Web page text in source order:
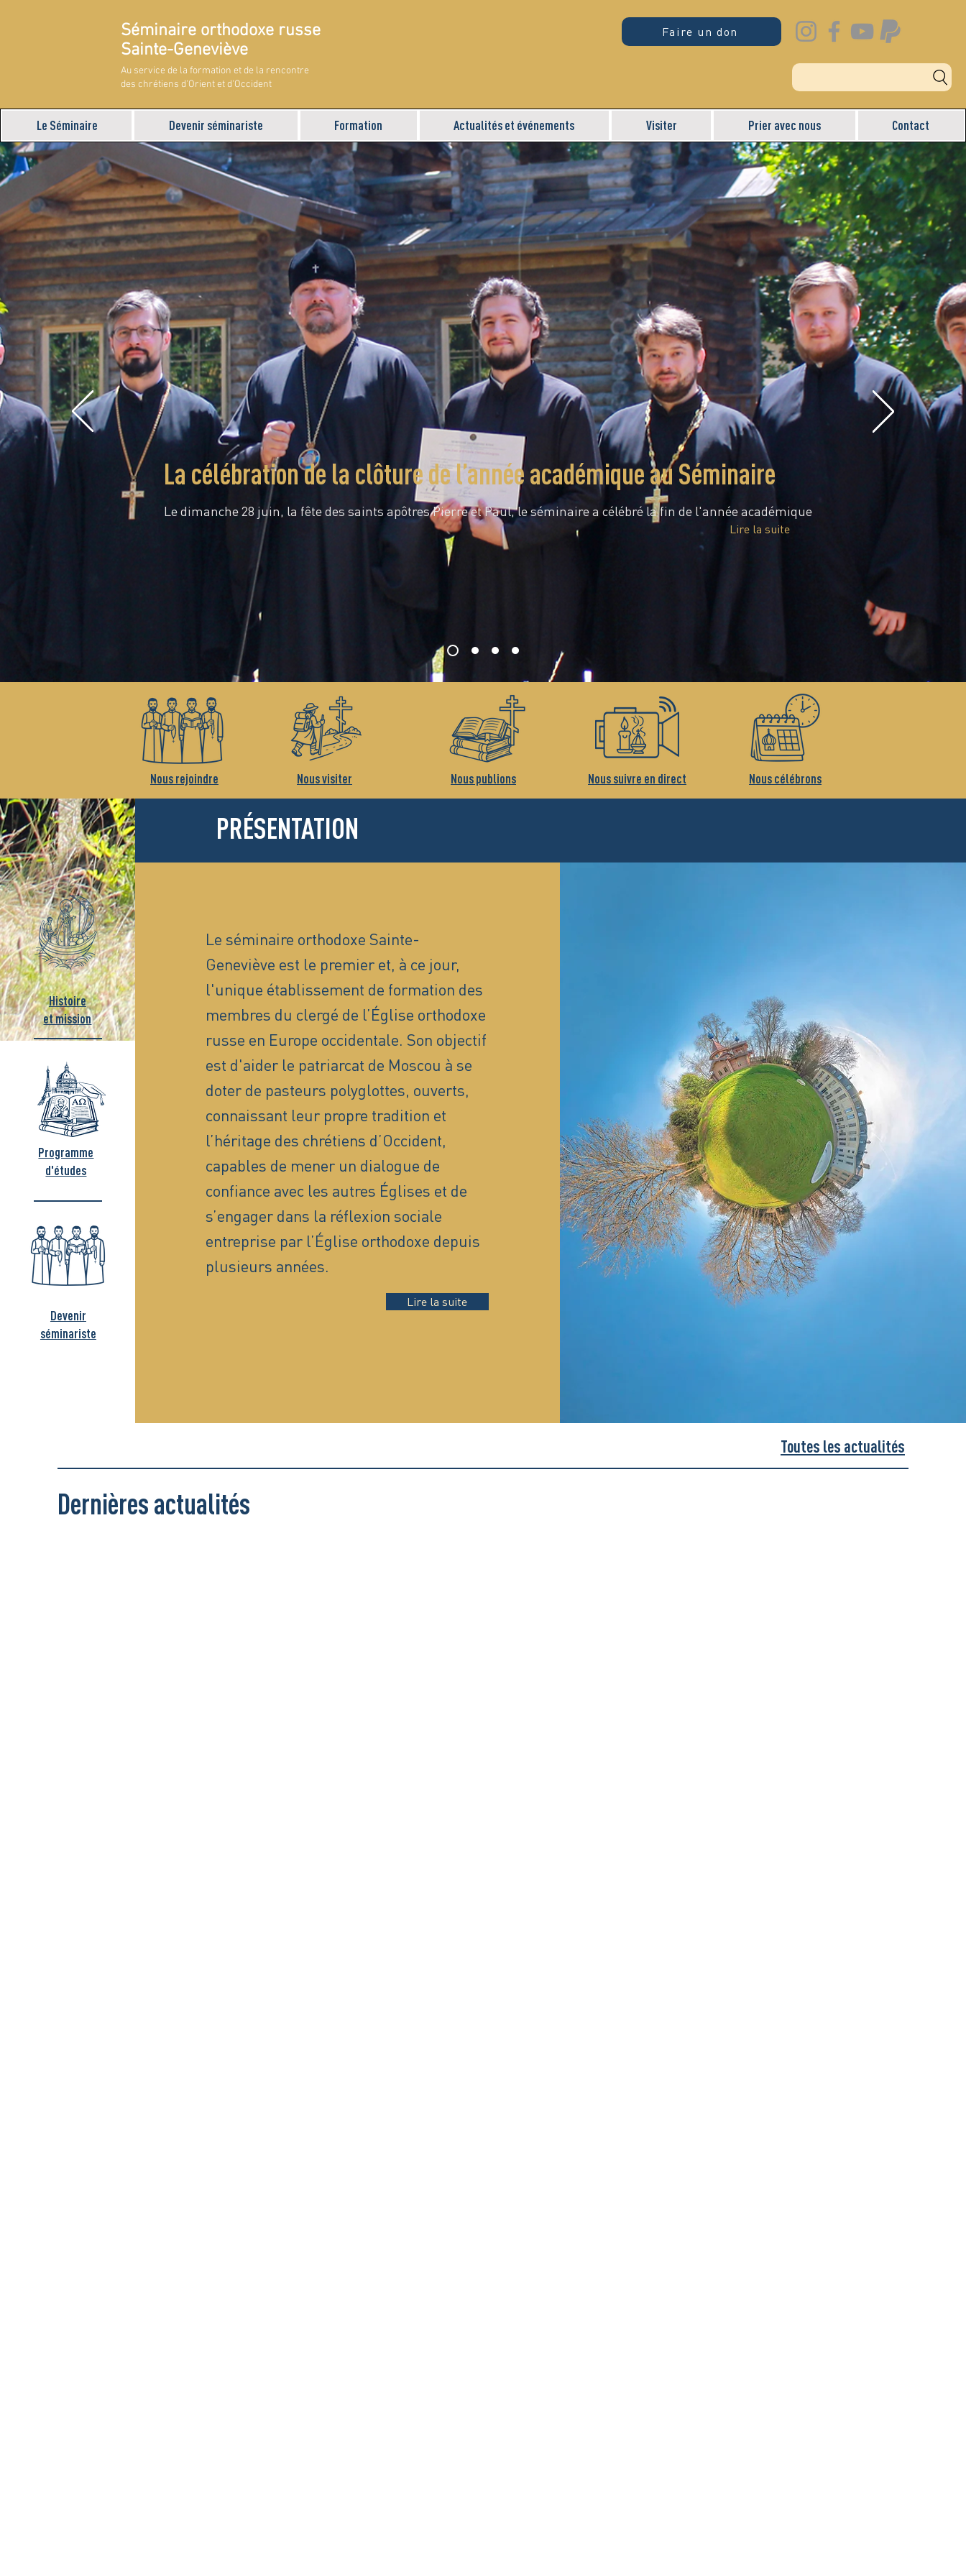
Séminaire orthodoxe russe
Sainte-Geneviève
Au service de la formation et de la rencontre
des chrétiens d'Orient et d'Occident
Faire un don
Le Séminaire Devenir séminariste Formation Actualités et événements Visiter Prier avec nous Contact
La célébration de la clôture de l’année académique au Séminaire
Le dimanche 28 juin, la fête des saints apôtres Pierre et Paul, le séminaire a célébré la fin de l'année académique
Lire la suite
Nous rejoindre Nous visiter Nous publions Nous suivre en direct Nous célébrons
PRÉSENTATION
Histoire
et mission
Programme
d'études
Devenir
séminariste
Le séminaire orthodoxe Sainte-
Geneviève est le premier et, à ce jour,
l'unique établissement de formation des
membres du clergé de l’Église orthodoxe
russe en Europe occidentale. Son objectif
est d'aider le patriarcat de Moscou à se
doter de pasteurs polyglottes, ouverts,
connaissant leur propre tradition et
l’héritage des chrétiens d’Occident,
capables de mener un dialogue de
confiance avec les autres Églises et de
s’engager dans la réflexion sociale
entreprise par l’Église orthodoxe depuis
plusieurs années.
Lire la suite
Toutes les actualités
Dernières actualités